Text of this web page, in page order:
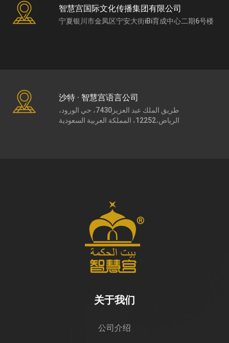
智慧宫国际文化传播集团有限公司
宁夏银川市金凤区宁安大街iBi育成中心二期6号楼
沙特 · 智慧宫语言公司
طريق الملك عبد العزيز7430، حي الورود،
الرياض،12252، المملكة العربية السعودية
关于我们
公司介绍